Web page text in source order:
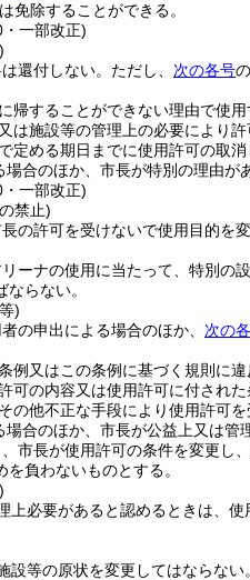
免除することができる。
一部改正)
還付しない。 ただし、 次の各号
帰することができない理由で使用
は施設等の管理上の必要により許
定める期日までに使用許可の取
場合のほか、市長が特別の理由が
一部改正)
禁止)
の許可を受けないで使用目的を
ーナの使用に当たって、特別の
らない。
)
の申出による場合のほか、 次の
例又はこの条例に基づく規則に違
可の内容又は使用許可に付された
の他不正な手段により使用許可を
場合のほか、市長が公益上又は管
市長が使用許可の条件を変更し
負わないものとする。
上必要があると認めるときは、
設等の原状を変更してはならない。